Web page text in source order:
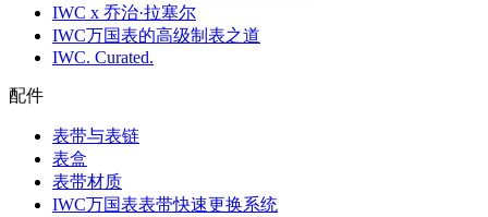
IWC x 乔治·拉塞尔
IWC万国表的高级制表之道
IWC. Curated.
配件
表带与表链
表盒
表带材质
IWC万国表表带快速更换系统